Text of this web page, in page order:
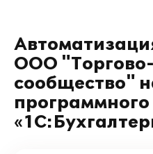
ООО
сообщество"
программного